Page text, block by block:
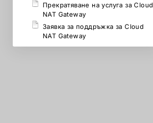
Прекратяване на услуга за Cloud
NAT Gateway
Заявка за поддръжка за Cloud
NAT Gateway